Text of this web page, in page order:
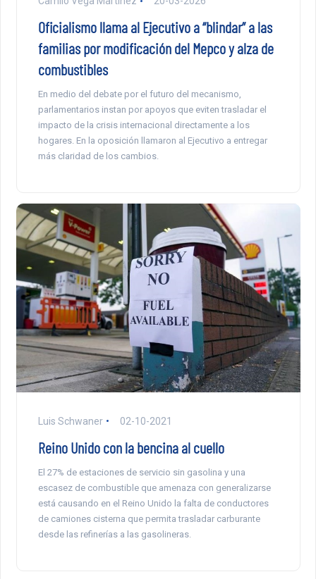
Oficialismo llama al Ejecutivo a “blindar” a las
familias por modificación del Mepco y alza de
combustibles
En medio del debate por el futuro del mecanismo,
parlamentarios instan por apoyos que eviten trasladar el
impacto de la crisis internacional directamente a los
hogares. En la oposición llamaron al Ejecutivo a entregar
más claridad de los cambios.
Luis Schwaner 02-10-2021
Reino Unido con la bencina al cuello
El 27% de estaciones de servicio sin gasolina y una
escasez de combustible que amenaza con generalizarse
está causando en el Reino Unido la falta de conductores
de camiones cisterna que permita trasladar carburante
desde las refinerías a las gasolineras.